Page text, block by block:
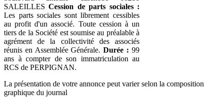
SALEILLESCession de parts sociales :
Les parts sociales sont librement cessibles
au profit d'un associé. Toute cession à un
tiers de la Société est soumise au préalable à
agrément de la collectivité des associés
réunis en Assemblée Générale.Durée : 99
ans à compter de son immatriculation au
RCS de PERPIGNAN.
La présentation de votre annonce peut varier selon la composition
graphique du journal